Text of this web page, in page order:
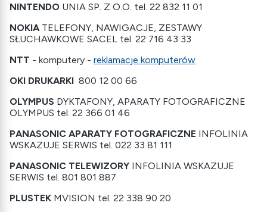
NINTENDO UNIA SP. Z O.O. tel. 22 832 11 01
NOKIA TELEFONY, NAWIGACJE, ZESTAWY
SŁUCHAWKOWE SACEL tel. 22 716 43 33
NTT - komputery - reklamacje komputerów
OKI DRUKARKI 800 12 00 66
OLYMPUS DYKTAFONY, APARATY FOTOGRAFICZNE
OLYMPUS tel. 22 366 01 46
PANASONIC APARATY FOTOGRAFICZNE INFOLINIA
WSKAZUJE SERWIS tel. 022 33 81 111
PANASONIC TELEWIZORY INFOLINIA WSKAZUJE
SERWIS tel. 801 801 887
PLUSTEK MVISION tel. 22 338 90 20